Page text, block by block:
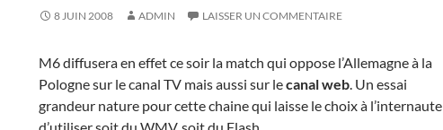
8 JUIN 2008 ADMIN LAISSER UN COMMENTAIRE
M6 diffusera en effet ce soir la match qui oppose l’Allemagne à la
Pologne sur le canal TV mais aussi sur lecanal web. Un essai
grandeur nature pour cette chaine qui laisse le choix à l’internaute